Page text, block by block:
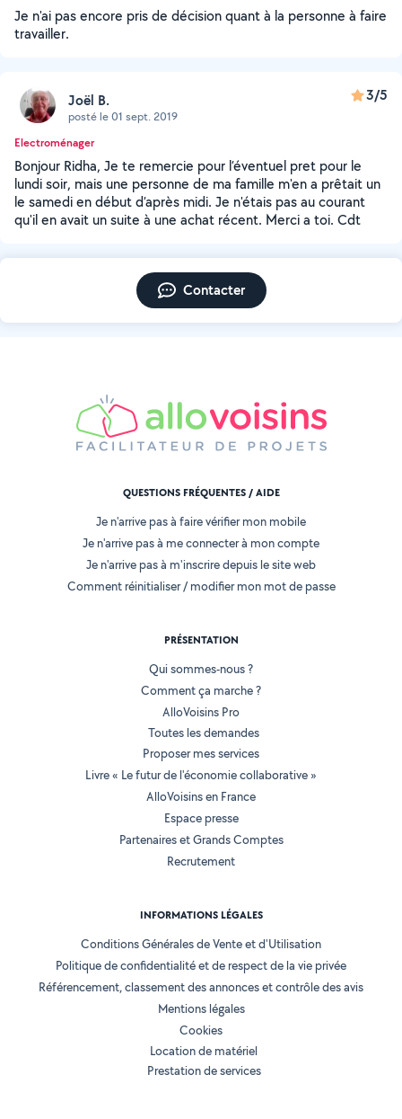
Je n'ai pas encore pris de décision quant à la personne à faire
travailler.
Joël B.
posté le 01 sept. 2019
3/5
Electroménager
Bonjour Ridha, Je te remercie pour l’éventuel pret pour le
lundi soir, mais une personne de ma famille m'en a prêtait un
le samedi en début d’après midi. Je n'étais pas au courant
qu'il en avait un suite à une achat récent. Merci a toi. Cdt
Contacter
QUESTIONS FRÉQUENTES / AIDE
Je n'arrive pas à faire vérifier mon mobile
Je n'arrive pas à me connecter à mon compte
Je n'arrive pas à m'inscrire depuis le site web
Comment réinitialiser / modifier mon mot de passe
PRÉSENTATION
Qui sommes-nous ?
Comment ça marche ?
AlloVoisins Pro
Toutes les demandes
Proposer mes services
Livre « Le futur de l'économie collaborative »
AlloVoisins en France
Espace presse
Partenaires et Grands Comptes
Recrutement
INFORMATIONS LÉGALES
Conditions Générales de Vente et d'Utilisation
Politique de confidentialité et de respect de la vie privée
Référencement, classement des annonces et contrôle des avis
Mentions légales
Cookies
Location de matériel
Prestation de services